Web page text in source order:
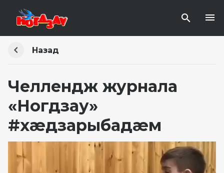
Назад
Челлендж журнала
«Ногдзау»
#хæдзарыбадæм
Видеоплеер